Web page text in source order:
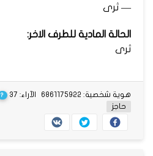
— ثرى
الحالة المادية للطرف الاخر:
ثرى
الآراء: 37 ?
هوية شخصية: 6861175922
حاجز